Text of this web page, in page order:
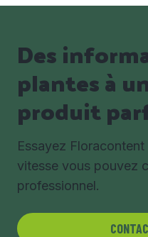
Des
plantes à
produit
Essayez
vitesse vous pouvez
professionnel.